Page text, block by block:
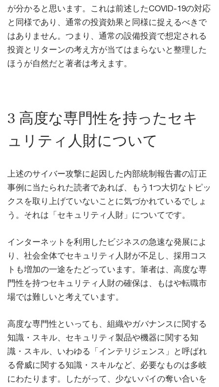
が分かると思います。これは前述したCOVID-19の対応
と同様であり、通常の投資効果と同様に捉えるべきで
はありません。つまり、通常の設備投資で想定される
投資とリターンの考え方が当てはまらないと整理した
ほうが自然だと著者は考えます。
3 高度な専門性を持ったセキ
ュリティ人財について
上述のサイバー攻撃に起因した内部統制報告書の訂正
事例に当たられた読者であれば、もう1つ大切なトピッ
クスを取り上げていないことに気づかれているでしょ
う。それは「セキュリティ人財」についてです。
インターネットを利用したビジネスの急速な発展によ
り、社会全体でセキュリティ人財が不足し、採用コス
トも増加の一途をたどっています。筆者は、高度な専
門性を持つセキュリティ人財の確保は、もはや転職市
場では難しいと考えています。
高度な専門性といっても、組織やガバナンスに関する
知識・スキル、セキュリティ製品や機器に関する知
識・スキル、いわゆる「インテリジェンス」と呼ばれ
る脅威に関する知識・スキルなど、必要なものは多岐
にわたります。したがって、少ないパイの奪い合いを